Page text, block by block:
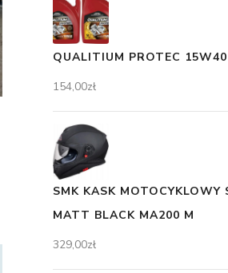
QUALITIUM PROTEC
154,00zł
SMK KASK
MATT BLACK MA200 M
329,00zł